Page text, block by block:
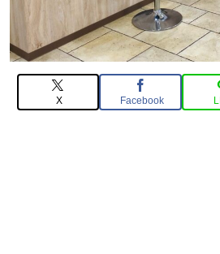
X Facebook